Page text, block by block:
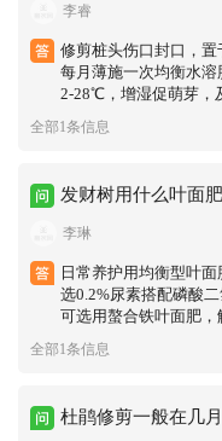
李睿
修剪桩头伤口封口，置
每月薄施一次均衡水
2-28℃，增湿促萌芽，
全部1条信息
发财树用什么叶面
李琳
日常养护用均衡型叶
选0.2%尿素搭配磷酸
可选用螯合铁叶面肥
勤施，防止肥害烧叶。
全部1条信息
杜鹃修剪一般在几